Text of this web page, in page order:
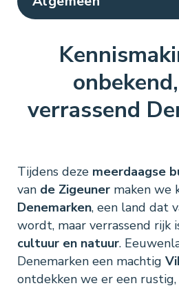
verrassend
Tijdens deze meerdaagse
van de Zigeuner maken we
Denemarken, een land dat
wordt, maar verrassend rijk
cultuur en natuur.
Denemarken een machtig
ontdekken we er een